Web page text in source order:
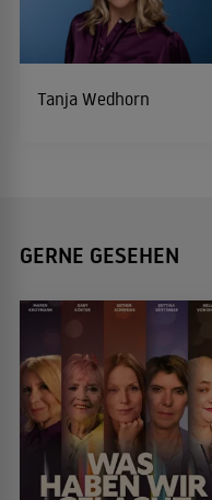
Tanja Wedhorn
GERNE GESEHEN